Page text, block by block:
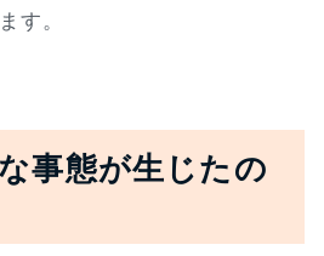
す。
事態が生じたの